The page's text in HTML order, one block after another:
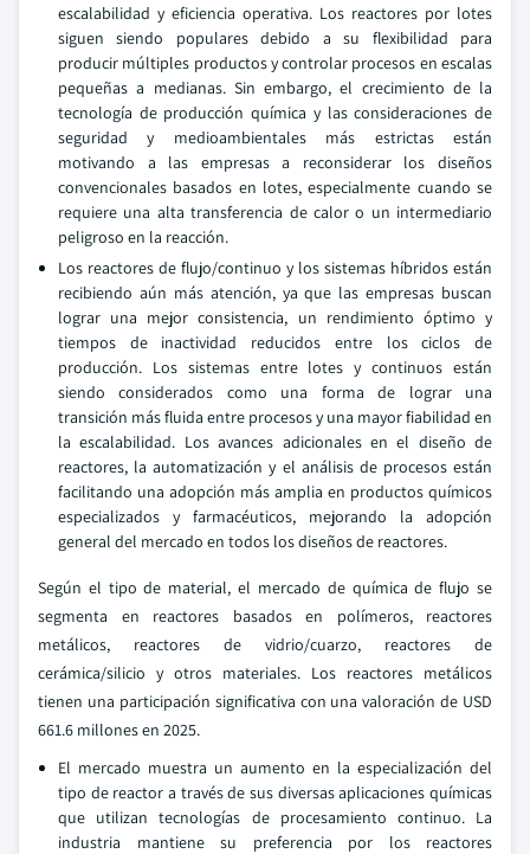
escalabilidad y eficiencia operativa. Los reactores por lotes
siguen siendo populares debido a su flexibilidad para
producir múltiples productos y controlar procesos en escalas
pequeñas a medianas. Sin embargo, el crecimiento de la
tecnología de producción química y las consideraciones de
seguridad y medioambientales más estrictas están
motivando a las empresas a reconsiderar los diseños
convencionales basados en lotes, especialmente cuando se
requiere una alta transferencia de calor o un intermediario
peligroso en la reacción.
Los reactores de flujo/continuo y los sistemas híbridos están
recibiendo aún más atención, ya que las empresas buscan
lograr una mejor consistencia, un rendimiento óptimo y
tiempos de inactividad reducidos entre los ciclos de
producción. Los sistemas entre lotes y continuos están
siendo considerados como una forma de lograr una
transición más fluida entre procesos y una mayor fiabilidad en
la escalabilidad. Los avances adicionales en el diseño de
reactores, la automatización y el análisis de procesos están
facilitando una adopción más amplia en productos químicos
especializados y farmacéuticos, mejorando la adopción
general del mercado en todos los diseños de reactores.
Según el tipo de material, el mercado de química de flujo se
segmenta en reactores basados en polímeros, reactores
metálicos, reactores de vidrio/cuarzo, reactores de
cerámica/silicio y otros materiales. Los reactores metálicos
tienen una participación significativa con una valoración de USD
661.6 millones en 2025.
El mercado muestra un aumento en la especialización del
tipo de reactor a través de sus diversas aplicaciones químicas
que utilizan tecnologías de procesamiento continuo. La
industria mantiene su preferencia por los reactores